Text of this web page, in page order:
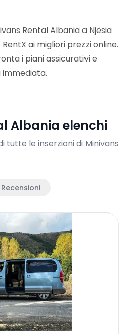
Rental Albania a Njësia
ai migliori prezzi online.
i piani assicurativi e
Albania elenchi
tutte le inserzioni di Minivans
Recensioni